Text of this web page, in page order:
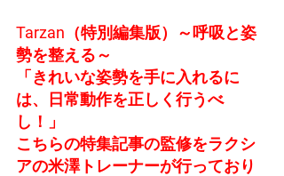
Tarzan （特別編集版）～呼吸と姿
勢を整える～
「きれいな姿勢を手に入れるに
は、日常動作を正しく行うべ
し！」
こちらの特集記事の監修をラクシ
アの米澤トレーナーが行っており